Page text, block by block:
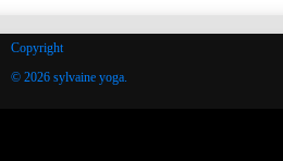
Copyright
© 2026 sylvaine yoga.